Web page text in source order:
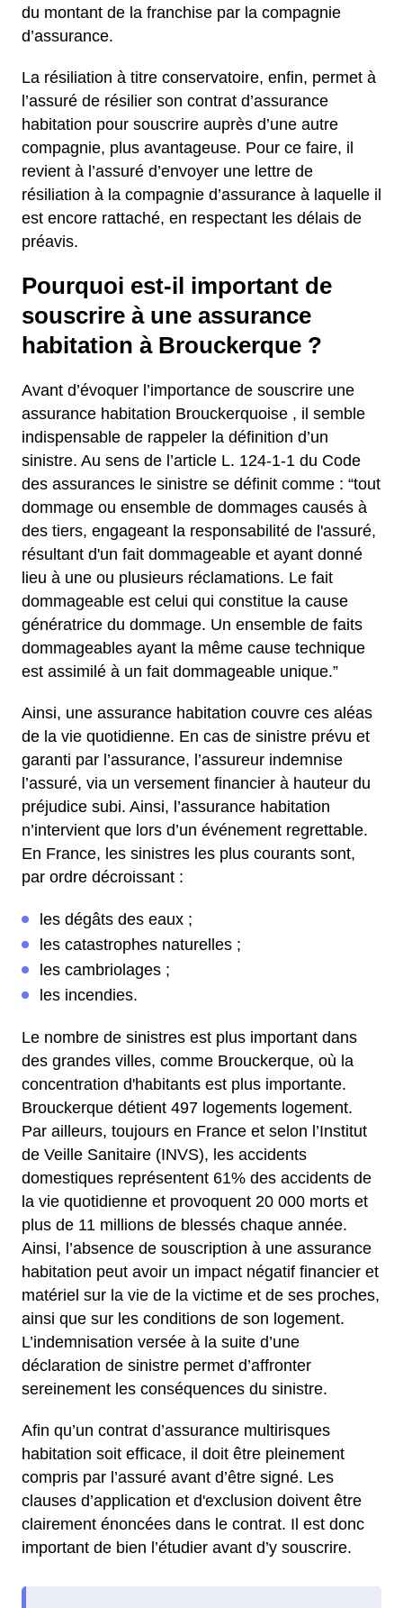
du montant de la franchise par la compagnie
d’assurance.
La résiliation à titre conservatoire, enfin, permet à
l’assuré de résilier son contrat d’assurance
habitation pour souscrire auprès d’une autre
compagnie, plus avantageuse. Pour ce faire, il
revient à l’assuré d’envoyer une lettre de
résiliation à la compagnie d’assurance à laquelle il
est encore rattaché, en respectant les délais de
préavis.
Pourquoi est-il important de
souscrire à une assurance
habitation à Brouckerque ?
Avant d’évoquer l’importance de souscrire une
assurance habitation Brouckerquoise , il semble
indispensable de rappeler la définition d’un
sinistre. Au sens de l’article L. 124-1-1 du Code
des assurances le sinistre se définit comme : “tout
dommage ou ensemble de dommages causés à
des tiers, engageant la responsabilité de l'assuré,
résultant d'un fait dommageable et ayant donné
lieu à une ou plusieurs réclamations. Le fait
dommageable est celui qui constitue la cause
génératrice du dommage. Un ensemble de faits
dommageables ayant la même cause technique
est assimilé à un fait dommageable unique.”
Ainsi, une assurance habitation couvre ces aléas
de la vie quotidienne. En cas de sinistre prévu et
garanti par l’assurance, l’assureur indemnise
l’assuré, via un versement financier à hauteur du
préjudice subi. Ainsi, l’assurance habitation
n’intervient que lors d’un événement regrettable.
En France, les sinistres les plus courants sont,
par ordre décroissant :
les dégâts des eaux ;
les catastrophes naturelles ;
les cambriolages ;
les incendies.
Le nombre de sinistres est plus important dans
des grandes villes, comme Brouckerque, où la
concentration d'habitants est plus importante.
Brouckerque détient 497 logements logement.
Par ailleurs, toujours en France et selon l’Institut
de Veille Sanitaire (INVS), les accidents
domestiques représentent 61% des accidents de
la vie quotidienne et provoquent 20 000 morts et
plus de 11 millions de blessés chaque année.
Ainsi, l’absence de souscription à une assurance
habitation peut avoir un impact négatif financier et
matériel sur la vie de la victime et de ses proches,
ainsi que sur les conditions de son logement.
L’indemnisation versée à la suite d’une
déclaration de sinistre permet d’affronter
sereinement les conséquences du sinistre.
Afin qu’un contrat d’assurance multirisques
habitation soit efficace, il doit être pleinement
compris par l’assuré avant d’être signé. Les
clauses d’application et d'exclusion doivent être
clairement énoncées dans le contrat. Il est donc
important de bien l’étudier avant d’y souscrire.